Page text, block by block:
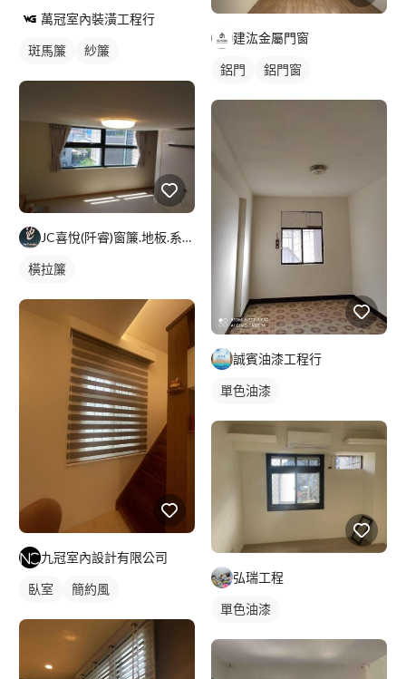
萬冠室內裝潢工程行
斑馬簾 紗簾
JC喜悅(阡睿)窗簾.地板.系統櫃.隔熱紙joy curta
橫拉簾
九冠室內設計有限公司
臥室 簡約風
建汯金屬門窗
鋁門 鋁門窗
誠賓油漆工程行
單色油漆
弘瑞工程
單色油漆